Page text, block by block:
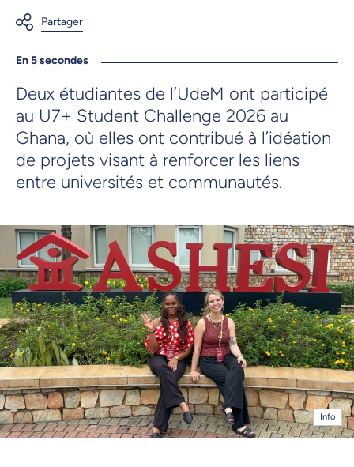
En 5 secondes
Deux étudiantes de l’UdeM ont participé
au U7+ Student Challenge 2026 au
Ghana, où elles ont contribué à l’idéation
de projets visant à renforcer les liens
entre universités et communautés.
Info